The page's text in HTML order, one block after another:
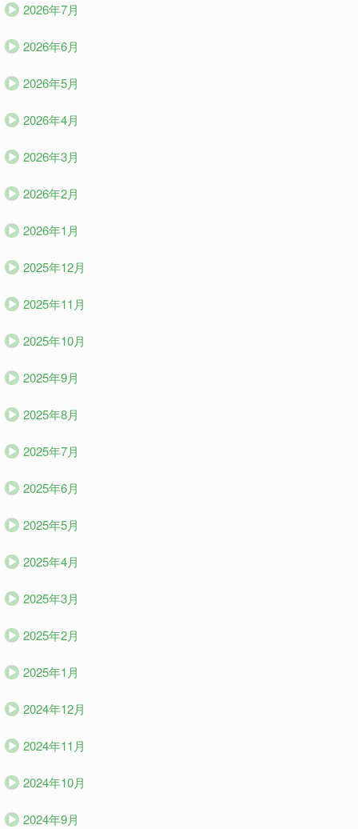
2026年7月
2026年6月
2026年5月
2026年4月
2026年3月
2026年2月
2026年1月
2025年12月
2025年11月
2025年10月
2025年9月
2025年8月
2025年7月
2025年6月
2025年5月
2025年4月
2025年3月
2025年2月
2025年1月
2024年12月
2024年11月
2024年10月
2024年9月